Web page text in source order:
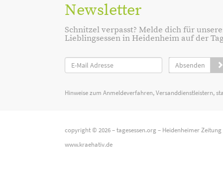
Newsletter
Schnitzel verpasst? Melde dich für
Lieblingsessen in Heidenheim auf der
Absenden
Hinweise zum Anmeldeverfahren, Versanddienstleistern,
copyright © 2026 –tagesessen.org– Heidenheimer Zeitung
www.kraehativ.de